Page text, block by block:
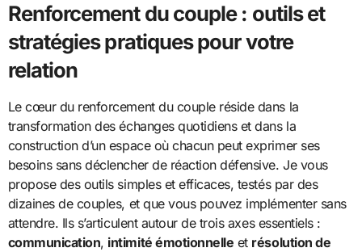
Renforcement du couple : outils et
stratégies pratiques pour votre
relation
Le cœur du renforcement du couple réside dans la
transformation des échanges quotidiens et dans la
construction d’un espace où chacun peut exprimer ses
besoins sans déclencher de réaction défensive. Je vous
propose des outils simples et efficaces, testés par des
dizaines de couples, et que vous pouvez implémenter sans
attendre. Ils s’articulent autour de trois axes essentiels :
communication, intimité émotionnelle et résolution de